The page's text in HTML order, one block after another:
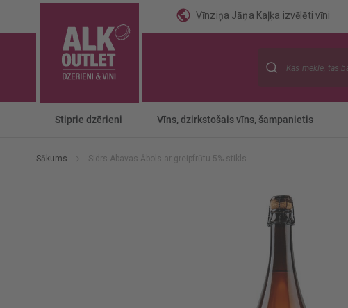
Vīnziņa Jāņa Kaļķa izvēlēti vīni
Stiprie dzērieni Vīns, dzirkstošais vīns, šampanietis
Sākums Sidrs Abavas Ābols ar greipfrūtu 5% stikls